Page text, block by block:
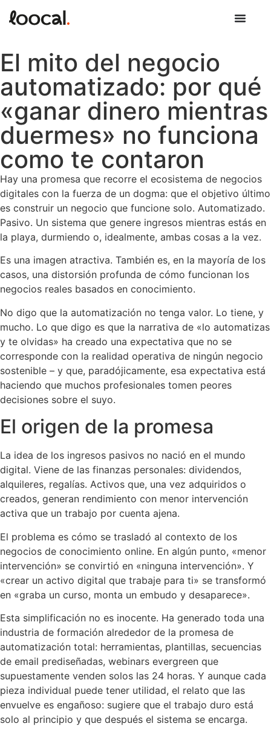
El mito del negocio
automatizado: por qué
«ganar dinero mientras
duermes» no funciona
como te contaron
Hay una promesa que recorre el ecosistema de negocios
digitales con la fuerza de un dogma: que el objetivo último
es construir un negocio que funcione solo. Automatizado.
Pasivo. Un sistema que genere ingresos mientras estás en
la playa, durmiendo o, idealmente, ambas cosas a la vez.
Es una imagen atractiva. También es, en la mayoría de los
casos, una distorsión profunda de cómo funcionan los
negocios reales basados en conocimiento.
No digo que la automatización no tenga valor. Lo tiene, y
mucho. Lo que digo es que la narrativa de «lo automatizas
y te olvidas» ha creado una expectativa que no se
corresponde con la realidad operativa de ningún negocio
sostenible – y que, paradójicamente, esa expectativa está
haciendo que muchos profesionales tomen peores
decisiones sobre el suyo.
El origen de la promesa
La idea de los ingresos pasivos no nació en el mundo
digital. Viene de las finanzas personales: dividendos,
alquileres, regalías. Activos que, una vez adquiridos o
creados, generan rendimiento con menor intervención
activa que un trabajo por cuenta ajena.
El problema es cómo se trasladó al contexto de los
negocios de conocimiento online. En algún punto, «menor
intervención» se convirtió en «ninguna intervención». Y
«crear un activo digital que trabaje para ti» se transformó
en «graba un curso, monta un embudo y desaparece».
Esta simplificación no es inocente. Ha generado toda una
industria de formación alrededor de la promesa de
automatización total: herramientas, plantillas, secuencias
de email prediseñadas, webinars evergreen que
supuestamente venden solos las 24 horas. Y aunque cada
pieza individual puede tener utilidad, el relato que las
envuelve es engañoso: sugiere que el trabajo duro está
solo al principio y que después el sistema se encarga.